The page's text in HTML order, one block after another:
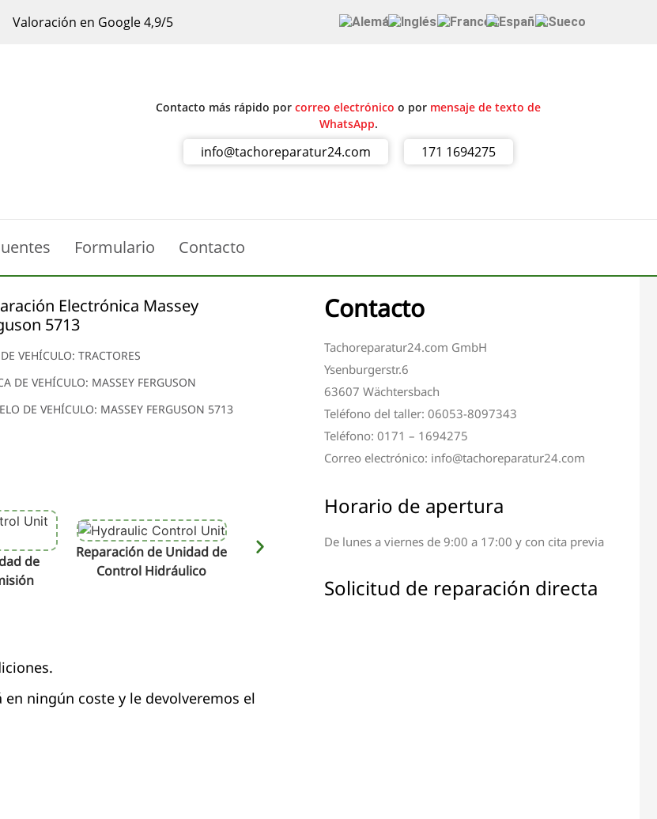
Valoración en Google 4,9/5
Contacto más rápido porcorreo electrónico o por mensaje de texto de
WhatsApp.
info@tachoreparatur24.com 171 1694275
Formulario Contacto
Electrónica Massey
5713
VEHÍCULO: TRACTORES
DE VEHÍCULO: MASSEY FERGUSON
DE VEHÍCULO: MASSEY FERGUSON 5713
de
Reparación de Unidad de
Control Hidráulico
Reparación de Terminal y
Componentes Electrónicos
ningún coste y le devolveremos el
Contacto
Tachoreparatur24.com GmbH
Ysenburgerstr.6
63607 Wächtersbach
Teléfono del taller: 06053-8097343
Teléfono: 0171 – 1694275
Correo electrónico: info@tachoreparatur24.com
Horario de apertura
De lunes a viernes de 9:00 a 17:00 y con cita previa
Solicitud de reparación directa